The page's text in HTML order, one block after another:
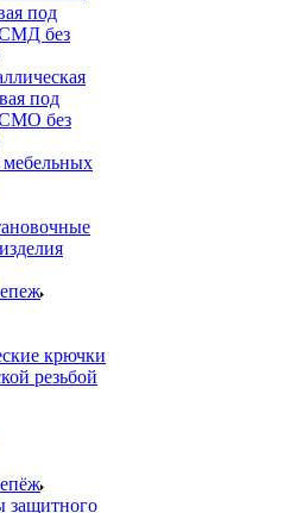
под
без
под
без
крючки
резьбой
защитного